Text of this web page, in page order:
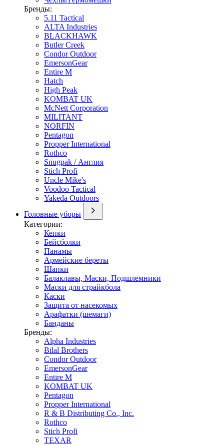
Бренды:
5.11 Tactical
ALTA Industries
BLACKHAWK
Butler Creek
Condor Outdoor
EmersonGear
Entire M
Hatch
High Peak
KOMBAT UK
McNett Corporation
MILITANT
NORFIN
Pentagon
Propper International
Rothco
Snugpak / Англия
Stich Profi
Uncle Mike's
Voodoo Tactical
Yakeda Outdoors
Головные уборы
Категории:
Кепки
Бейсболки
Панамы
Армейские береты
Шапки
Балаклавы, Маски, Подшлемники
Маски для страйкбола
Каски
Защита от насекомых
Арафатки (шемаги)
Банданы
Бренды:
Alpha Industries
Bilal Brothers
Condor Outdoor
EmersonGear
Entire M
KOMBAT UK
Pentagon
Propper International
R & B Distributing Co., Inc.
Rothco
Stich Profi
TEXAR